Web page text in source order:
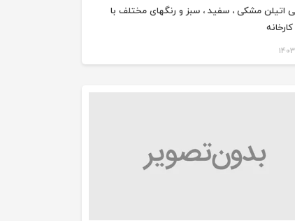
اتیلن مشکی ، سفید ، سبز و رنگهای مختلف با